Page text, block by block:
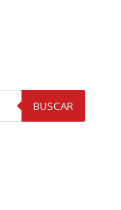
BUSCAR